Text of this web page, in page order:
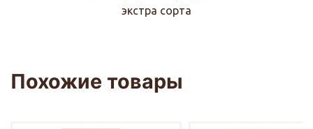
экстра сорта
Похожие товары